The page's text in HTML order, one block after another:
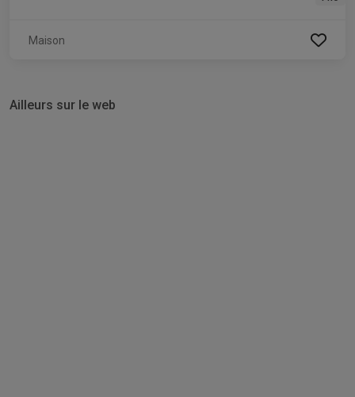
Maison
Ailleurs sur le web